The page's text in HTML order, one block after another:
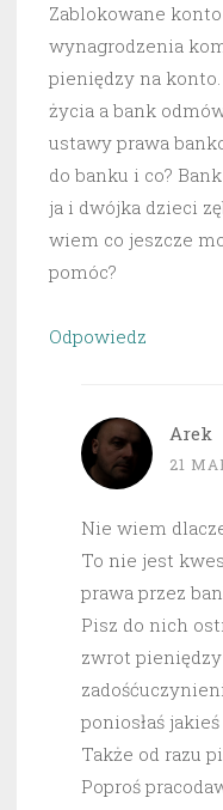
Zablokowane
wynagrodzenia
pieniędzy na konto.
życia a bank
ustawy prawa
do banku i co?
ja i dwójka dzieci
wiem co jeszcze
pomóc?
Odpowiedz
Arek
21
Nie wiem
To nie jest
prawa przez
Pisz do nich
zwrot
poniosłaś
Także od razu
Poproś